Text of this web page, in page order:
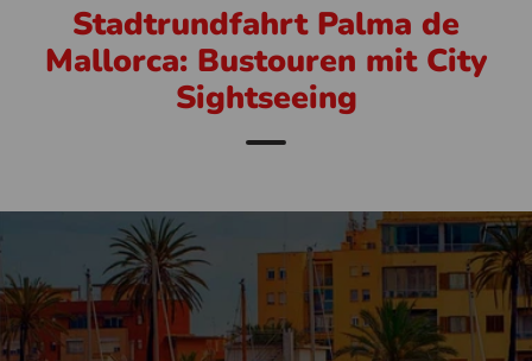
Stadtrundfahrt Palma de
Mallorca: Bustouren mit City
Sightseeing